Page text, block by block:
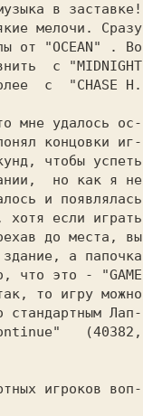
в заставке!
мелочи. Сразу
от
"OCEAN"
. Во
с
"MIDNIGHT
с
"CHASE H.
концовки иг-
чтобы успеть
но как я не
и появлялась
хотя если играть
до места, вы
а папочка
что это - "GAME
то игру можно
Лап-
(40382,